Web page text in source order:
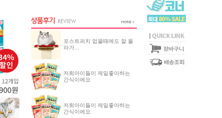
포스트퍼치 없을때에도 잘 올
라가...
저희아이들이 제일좋아하는
간식이에요
저희아이들이 제일좋아하는
간식이에요